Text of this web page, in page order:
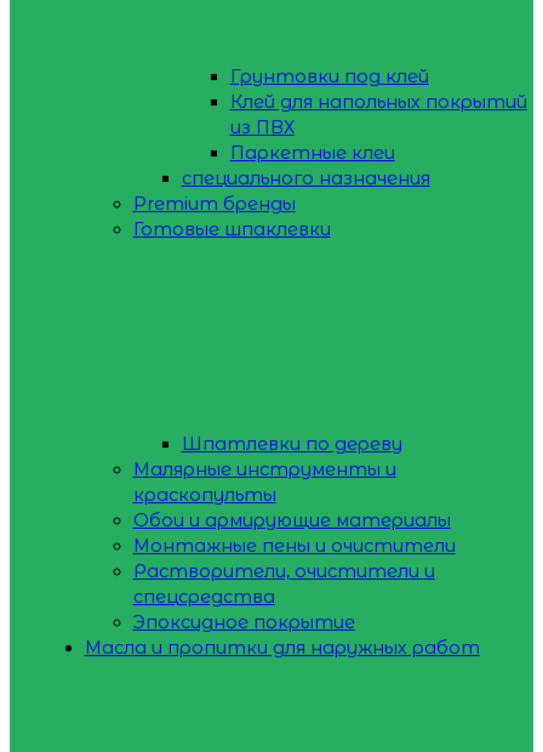
Грунтовки под клей
Клей для напольных покрытий
из ПВХ
Паркетные клеи
специального назначения
Premium бренды
Готовые шпаклевки
Шпатлевки по дереву
Малярные инструменты и
краскопульты
Обои и армирующие материалы
Монтажные пены и очистители
Растворители, очистители и
спецсредства
Эпоксидное покрытие
Масла и пропитки для наружных работ